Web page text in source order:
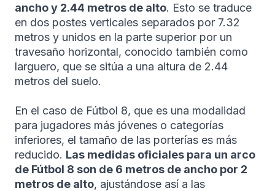
ancho y 2.44 metros de alto. Esto se traduce
en dos postes verticales separados por 7.32
metros y unidos en la parte superior por un
travesaño horizontal, conocido también como
larguero, que se sitúa a una altura de 2.44
metros del suelo.
En el caso de Fútbol 8, que es una modalidad
para jugadores más jóvenes o categorías
inferiores, el tamaño de las porterías es más
reducido. Las medidas oficiales para un arco
de Fútbol 8 son de 6 metros de ancho por 2
metros de alto, ajustándose así a las